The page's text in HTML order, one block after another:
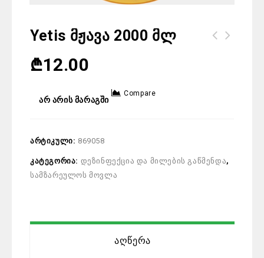
Yetis Მჟავა 2000 Მლ
₾12.00
არ არის მარაგში
Compare
არტიკული: 869058
კატეგორია: დეზინფექცია და მილების გაწმენდა,
სამზარეულოს მოვლა
Აღწერა